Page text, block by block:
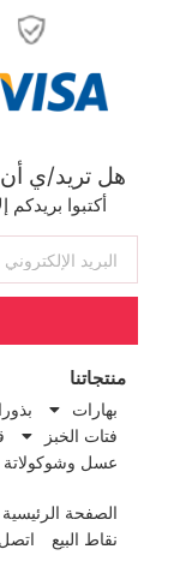
هل تريد/ي
أكتبوا
منتجاتنا
بهارات
فتات الخبز
عسل وشوكولاتة
الصفحة الرئيسية
نقاط البيع
اتصل